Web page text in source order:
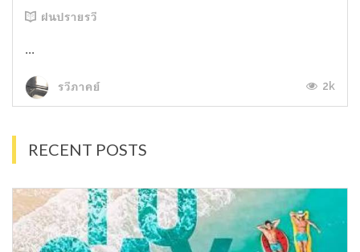
ฝนปรายรวี
...
รวีภาคย์ 2k
RECENT POSTS